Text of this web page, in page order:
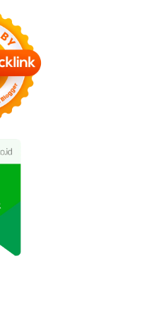
Industri Manufaktur
Indonesia Mengalami
Peningkatan Produksi